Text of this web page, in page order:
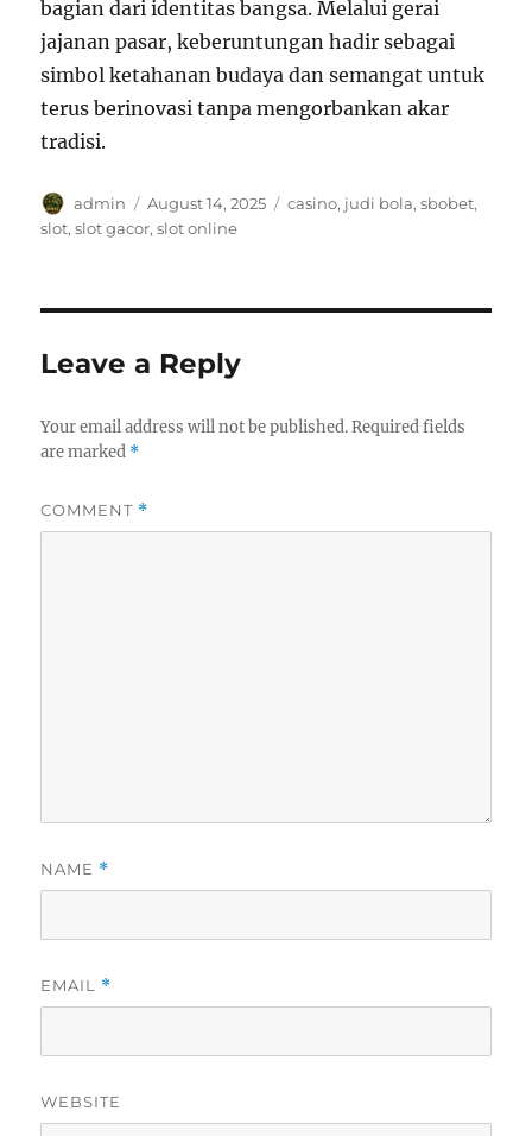
bagian dari identitas bangsa. Melalui gerai
jajanan pasar, keberuntungan hadir sebagai
simbol ketahanan budaya dan semangat untuk
terus berinovasi tanpa mengorbankan akar
tradisi.
Author
admin
Posted
on
August 14, 2025 Tags
casino, judi bola,sbobet,
slot,slot gacor,slot online
Leave a Reply
Your email address will not be published. Required fields
are marked *
COMMENT *
NAME *
EMAIL *
WEBSITE